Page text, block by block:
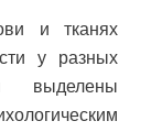
и тканях
у разных
выделены